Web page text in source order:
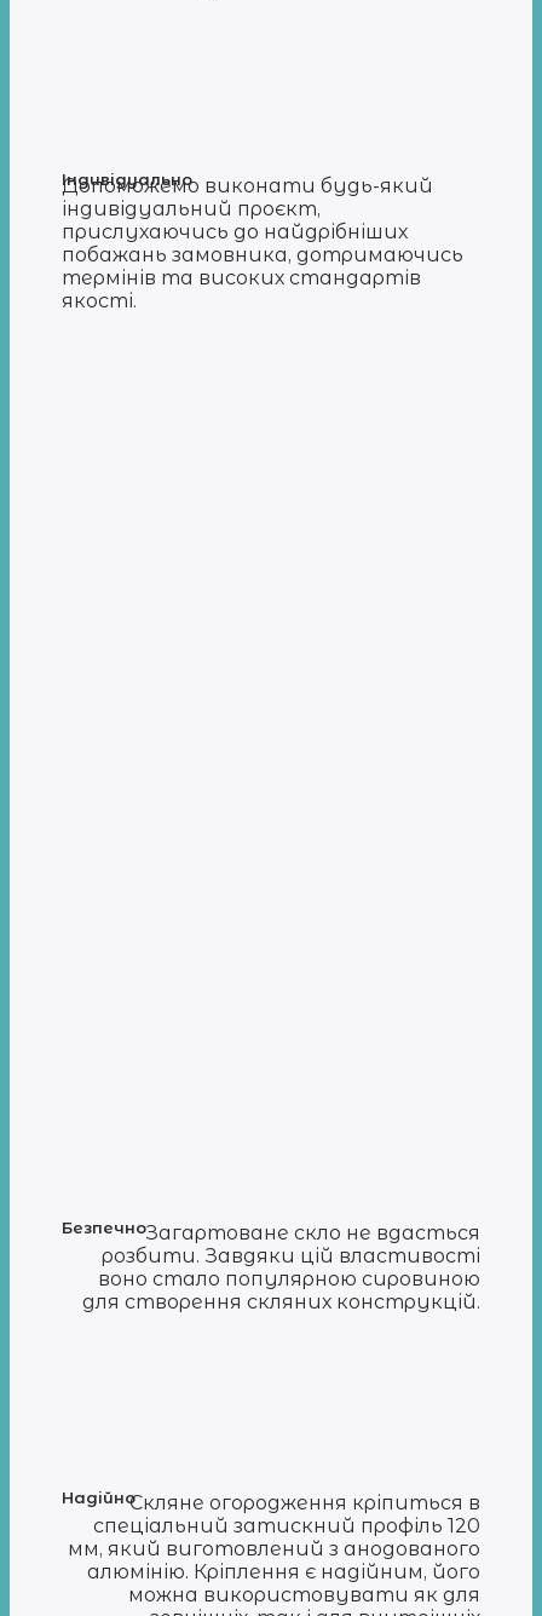
Індивідуально
Допоможемо виконати будь-який
індивідуальний проєкт,
прислухаючись до найдрібніших
побажань замовника, дотримаючись
термінів та високих стандартів
якості.
БезпечноЗагартоване скло не вдасться
розбити. Завдяки цій властивості
воно стало популярною сировиною
для створення скляних конструкцій.
НадійноСкляне огородження кріпиться в
спеціальний затискний профіль 120
мм, який виготовлений з анодованого
алюмінію. Кріплення є надійним, його
можна використовувати як для